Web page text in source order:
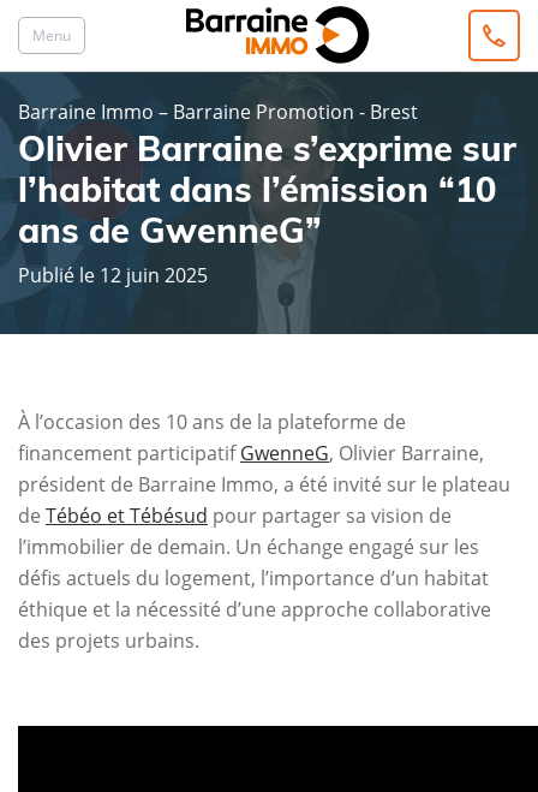
Menu
Barraine Immo – Barraine Promotion - Brest
Olivier Barraine s’exprime sur
l’habitat dans l’émission “10
ans de GwenneG”
Publié le 12 juin 2025
À l’occasion des 10 ans de la plateforme de
financement participatifGwenneG, Olivier Barraine,
président de Barraine Immo, a été invité sur le plateau
de Tébéo et Tébésud pour partager sa vision de
l’immobilier de demain. Un échange engagé sur les
défis actuels du logement, l’importance d’un habitat
éthique et la nécessité d’une approche collaborative
des projets urbains.